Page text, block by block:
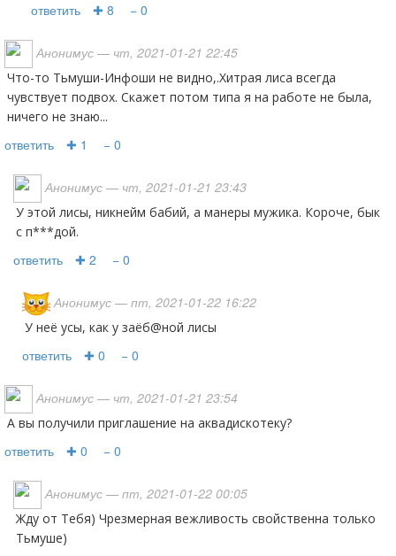
ответить ✚ 8 − 0
Анонимус — чт, 2021-01-21 22:45
Что-то Тьмуши-Инфоши не видно,.Хитрая лиса всегда
чувствует подвох. Скажет потом типа я на работе не была,
ничего не знаю...
ответить ✚ 1 − 0
Анонимус — чт, 2021-01-21 23:43
У этой лисы, никнейм бабий, а манеры мужика. Короче, бык
с п***дой.
ответить ✚ 2 − 0
Анонимус — пт, 2021-01-22 16:22
У неё усы, как у заёб@ной лисы
ответить ✚ 0 − 0
Анонимус — чт, 2021-01-21 23:54
А вы получили приглашение на аквадискотеку?
ответить ✚ 0 − 0
Анонимус — пт, 2021-01-22 00:05
Жду от Тебя) Чрезмерная вежливость свойственна только
Тьмуше)